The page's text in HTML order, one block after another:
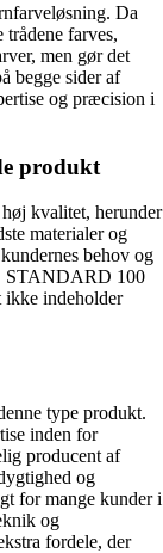
Da
farves,
men gør det
begge sider af
og præcision i
produkt
kvalitet, herunder
materialer og
behov og
STANDARD 100
indeholder
type produkt.
inden for
producent af
og
for mange kunder i
og
fordele, der